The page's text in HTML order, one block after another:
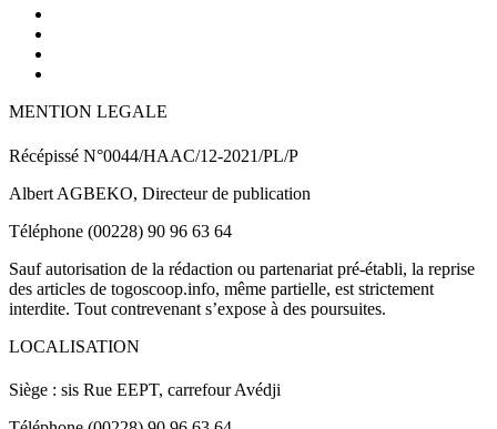
MENTION LEGALE
Récépissé N°0044/HAAC/12-2021/PL/P
Albert AGBEKO, Directeur de publication
Téléphone (00228) 90 96 63 64
Sauf autorisation de la rédaction ou partenariat pré-établi, la reprise
des articles de togoscoop.info, même partielle, est strictement
interdite. Tout contrevenant s’expose à des poursuites.
LOCALISATION
Siège : sis Rue EEPT, carrefour Avédji